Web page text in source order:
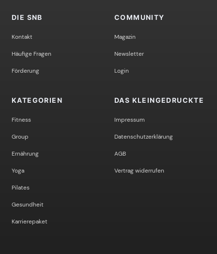
DIE SNB
Kontakt
Häufige Fragen
Förderung
COMMUNITY
Magazin
Newsletter
Login
KATEGORIEN
Fitness
Group
Ernährung
Yoga
Pilates
Gesundheit
Karrierepaket
DAS KLEINGEDRUCKTE
Impressum
Datenschutzerklärung
AGB
Vertrag widerrufen